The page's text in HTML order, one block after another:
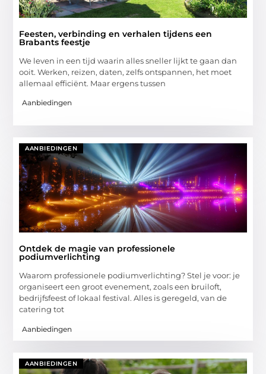
Feesten, verbinding en verhalen tijdens een
Brabants feestje
We leven in een tijd waarin alles sneller lijkt te gaan dan
ooit. Werken, reizen, daten, zelfs ontspannen, het moet
allemaal efficiënt. Maar ergens tussen
Aanbiedingen
AANBIEDINGEN
Ontdek de magie van professionele
podiumverlichting
Waarom professionele podiumverlichting? Stel je voor: je
organiseert een groot evenement, zoals een bruiloft,
bedrijfsfeest of lokaal festival. Alles is geregeld, van de
catering tot
Aanbiedingen
AANBIEDINGEN